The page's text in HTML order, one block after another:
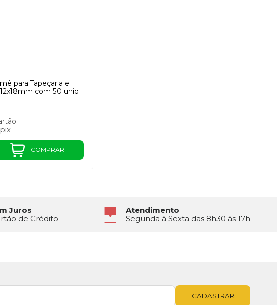
para Tapeçaria e
com 50 unid
pix
COMPRAR
Juros
de Crédito
Atendimento
Segunda à Sexta das 8h30 às 17h
CADASTRAR